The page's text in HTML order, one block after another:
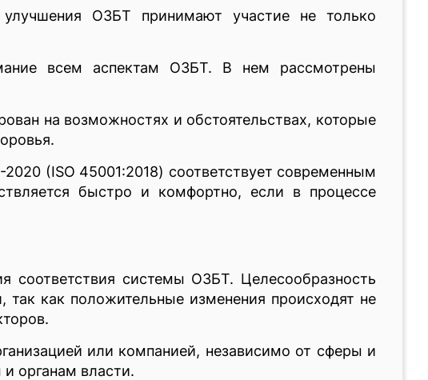
ОЗБТ принимают участие не только
всем аспектам ОЗБТ. В нем рассмотрены
на возможностях и обстоятельствах, которые
(ISO 45001:2018) соответствует современным
быстро и комфортно, если в процессе
соответствия системы ОЗБТ. Целесообразность
так как положительные изменения происходят не
или компанией, независимо от сферы и
органам власти.